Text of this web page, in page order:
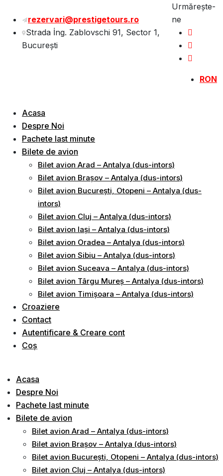
conținut
rezervari@prestigetours.ro
Strada İng. Zablovschi 91, Sector 1,
Bucureşti
Urmărește-
ne
RON
Acasa
Despre Noi
Pachete last minute
Bilete de avion
Bilet avion Arad – Antalya (dus-intors)
Bilet avion Brașov – Antalya (dus-intors)
Bilet avion București, Otopeni – Antalya (dus-
intors)
Bilet avion Cluj – Antalya (dus-intors)
Bilet avion Iași – Antalya (dus-intors)
Bilet avion Oradea – Antalya (dus-intors)
Bilet avion Sibiu – Antalya (dus-intors)
Bilet avion Suceava – Antalya (dus-intors)
Bilet avion Târgu Mureș – Antalya (dus-intors)
Bilet avion Timișoara – Antalya (dus-intors)
Croaziere
Contact
Autentificare & Creare cont
Coș
Acasa
Despre Noi
Pachete last minute
Bilete de avion
Bilet avion Arad – Antalya (dus-intors)
Bilet avion Brașov – Antalya (dus-intors)
Bilet avion București, Otopeni – Antalya (dus-intors)
Bilet avion Cluj – Antalya (dus-intors)